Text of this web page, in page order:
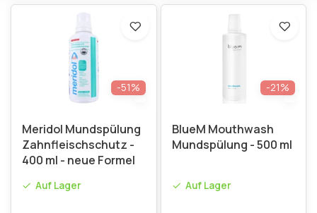
-51%
Meridol Mundspülung
Zahnfleischschutz -
400 ml - neue Formel
Auf Lager
-21%
BlueM Mouthwash
Mundspülung - 500 ml
Auf Lager